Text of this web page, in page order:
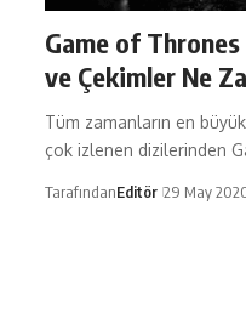
Game of
ve Çekimler Ne
Tüm zamanların en
çok izlenen dizilerinden
TarafındanEditör 29 May